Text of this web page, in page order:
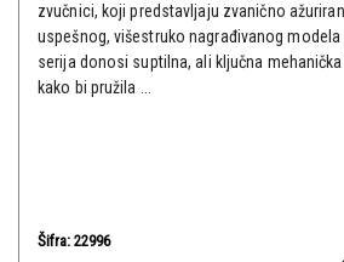
zvučnici, koji predstavljaju zvanično
uspešnog, višestruko nagrađivanog modela
serija donosi suptilna, ali ključna
kako bi pružila ...
Šifra: 22996